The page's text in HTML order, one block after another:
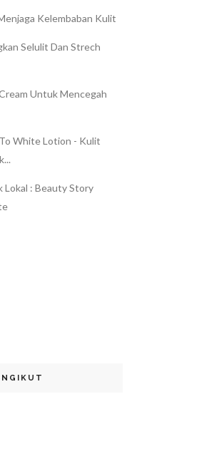
Kelembaban Kulit
Selulit Dan Strech
Untuk Mencegah
White Lotion - Kulit
Lokal : Beauty Story